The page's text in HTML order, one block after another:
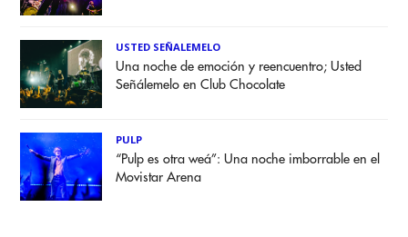
USTED SEÑALEMELO
Una noche de emoción y reencuentro; Usted
Señálemelo en Club Chocolate
PULP
“Pulp es otra weá”: Una noche imborrable en el
Movistar Arena